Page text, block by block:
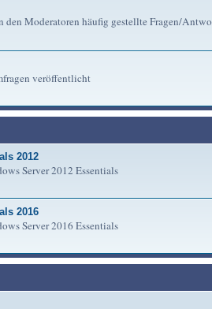
den Moderatoren häufig gestellte Fragen/
veröffentlicht
2012
Server 2012 Essentials
2016
Server 2016 Essentials